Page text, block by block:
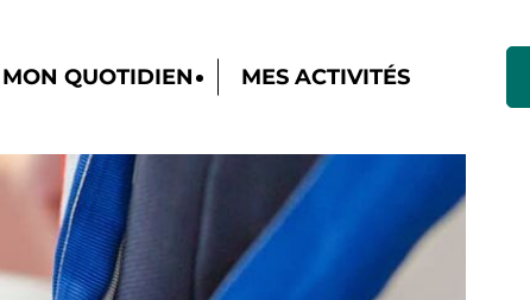
MON QUOTIDIEN MES ACTIVITÉS